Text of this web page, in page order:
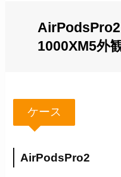
1000XM5外
ケース
AirPodsPro2